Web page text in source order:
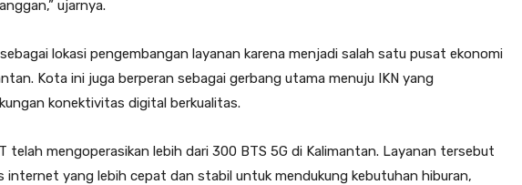
ujarnya.
lokasi pengembangan layanan karena menjadi salah satu pusat ekonomi
Kota ini juga berperan sebagai gerbang utama menuju IKN yang
konektivitas digital berkualitas.
telah mengoperasikan lebih dari 300 BTS 5G di Kalimantan. Layanan tersebut
internet yang lebih cepat dan stabil untuk mendukung kebutuhan hiburan,